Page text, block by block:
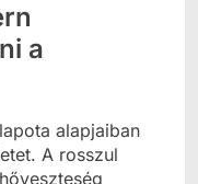
a
alapjaiban
A rosszul